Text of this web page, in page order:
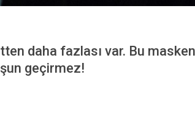
daha fazlası var. Bu
geçirmez!